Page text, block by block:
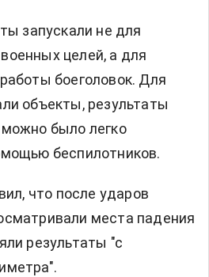
запускали не для
целей, а для
боеголовок. Для
объекты, результаты
было легко
беспилотников.
что после ударов
места падения
результаты "с